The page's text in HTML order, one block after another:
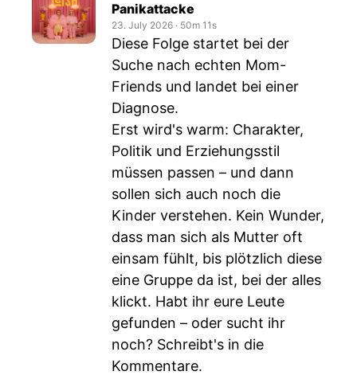
Panikattacke
23. July 2026 ‧ 50m 11s
Diese Folge startet bei der
Suche nach echten Mom-
Friends und landet bei einer
Diagnose.
Erst wird's warm: Charakter,
Politik und Erziehungsstil
müssen passen – und dann
sollen sich auch noch die
Kinder verstehen. Kein Wunder,
dass man sich als Mutter oft
einsam fühlt, bis plötzlich diese
eine Gruppe da ist, bei der alles
klickt. Habt ihr eure Leute
gefunden – oder sucht ihr
noch? Schreibt's in die
Kommentare.